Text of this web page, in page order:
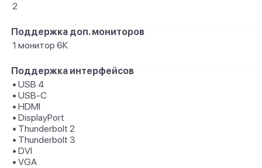
2
Поддержка доп. мониторов
1 монитор 6К
Поддержка интерфейсов
• USB 4
• USB-C
• HDMI
• DisplayPort
• Thunderbolt 2
• Thunderbolt 3
• DVI
• VGA